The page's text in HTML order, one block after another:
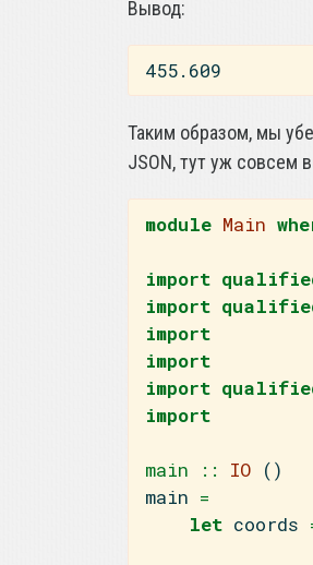
Вывод:
455.609
Таким образом, мы
JSON, тут уж совсем
module Main
import
import
import
import
import
import
main :: IO ()
main =
let coords